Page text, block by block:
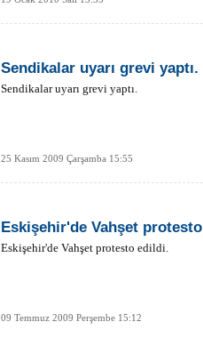
Sendikalar uyarı grevi yaptı.
Sendikalar uyarı grevi yaptı.
25 Kasım 2009 Çarşamba 15:55
Eskişehir'de Vahşet
Eskişehir'de Vahşet protesto edildi.
09 Temmuz 2009 Perşembe 15:12